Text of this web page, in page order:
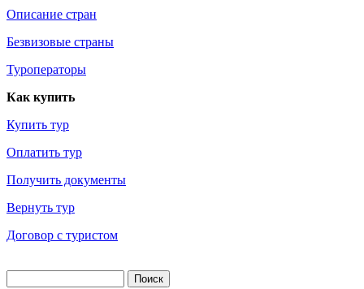
Описание стран
Безвизовые страны
Туроператоры
Как купить
Купить тур
Оплатить тур
Получить документы
Вернуть тур
Договор с туристом